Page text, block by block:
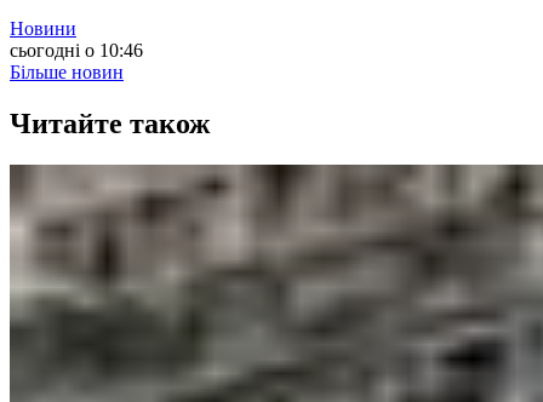
Новини
сьогодні о 10:46
Більше новин
Читайте також